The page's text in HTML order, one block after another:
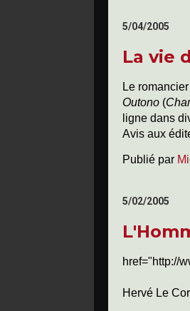
5/04/2005
La vie
Le
Outono (
ligne dans
Avis aux
Publié par
5/02/2005
href="http://
Hervé Le